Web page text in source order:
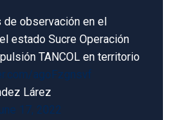
observación en el
estado Sucre Operación
TANCOL en territorio
agoFzgnsvf
Lárez
17, 2022